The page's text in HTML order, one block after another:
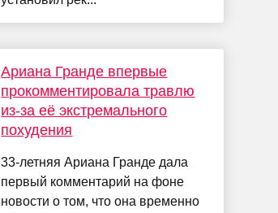
Ариана Гранде впервые
прокомментировала травлю
из-за её экстремального
похудения
33-летняя Ариана Гранде дала
первый комментарий на фоне
новости о том, что она временно